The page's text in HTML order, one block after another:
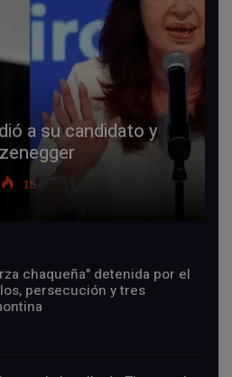
a su candidato y
15
chaqueña" detenida por el
persecución y tres